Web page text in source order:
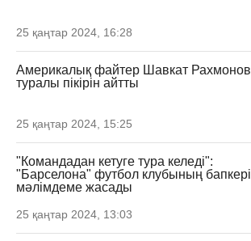
25 қаңтар 2024, 16:28
Америкалық файтер Шавкат Рахмонов
туралы пікірін айтты
25 қаңтар 2024, 15:25
"Командадан кетуге тура келеді":
"Барселона" футбол клубының бапкері
мәлімдеме жасады
25 қаңтар 2024, 13:03